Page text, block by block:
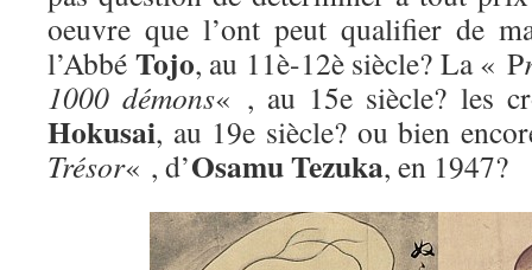
oeuvre que l’ont peut qualifier de
l’Abbé Tojo, au 11è-12è siècle? La « P
1000 démons« , au 15e siècle? les
Hokusai, au 19e siècle? ou bien
Trésor« , d’Osamu Tezuka, en 1947?